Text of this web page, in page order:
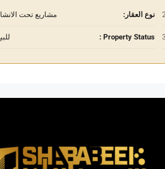
نوع العقار: مشاريع تحت
Property Status :